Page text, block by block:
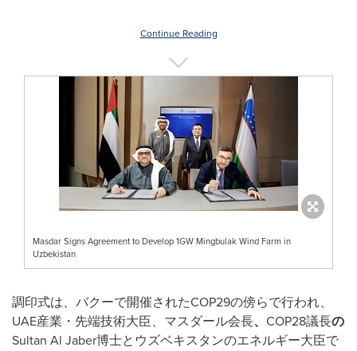
Continue Reading
Masdar Signs Agreement to Develop 1GW Mingbulak Wind Farm in
Uzbekistan
調印式は、バクーで開催されたCOP29の傍らで行われ、
UAE産業・先端技術大臣、マスダール会長、 COP28議長の
Sultan Al Jaber博士とウズベキスタンのエネルギー大臣で